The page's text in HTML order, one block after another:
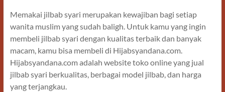
Memakai jilbab syari merupakan kewajiban bagi setiap
wanita muslim yang sudah baligh. Untuk kamu yang ingin
membeli jilbab syari dengan kualitas terbaik dan banyak
macam, kamu bisa membeli di Hijabsyandana.com.
Hijabsyandana.com adalah website toko online yang jual
jilbab syari berkualitas, berbagai model jilbab, dan harga
yang terjangkau.